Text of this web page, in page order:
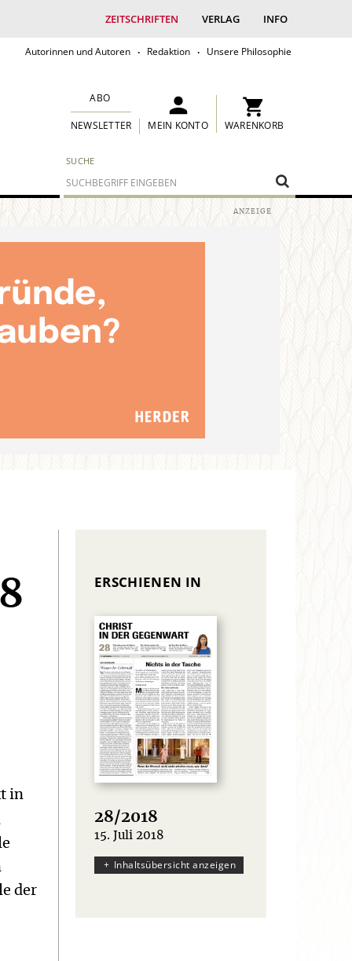
ZEITSCHRIFTEN VERLAG INFO
Autorinnen und Autoren Redaktion Unsere Philosophie
SUCHE
ABO
NEWSLETTER MEIN KONTO WARENKORB
in
der
ERSCHIENEN IN
28/2018
:
15. Juli 2018
Inhaltsübersicht anzeigen